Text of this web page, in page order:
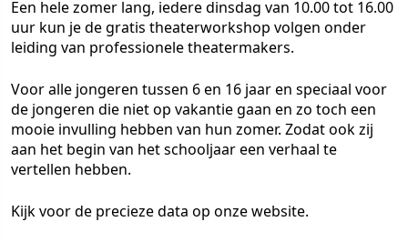
Een hele zomer lang, iedere dinsdag van 10.00 tot 16.00
uur kun je de gratis theaterworkshop volgen onder
leiding van professionele theatermakers.
Voor alle jongeren tussen 6 en 16 jaar en speciaal voor
de jongeren die niet op vakantie gaan en zo toch een
mooie invulling hebben van hun zomer. Zodat ook zij
aan het begin van het schooljaar een verhaal te
vertellen hebben.
Kijk voor de precieze data op onze website.